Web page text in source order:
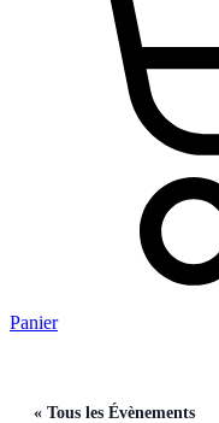
Panier
« Tous les Évènements